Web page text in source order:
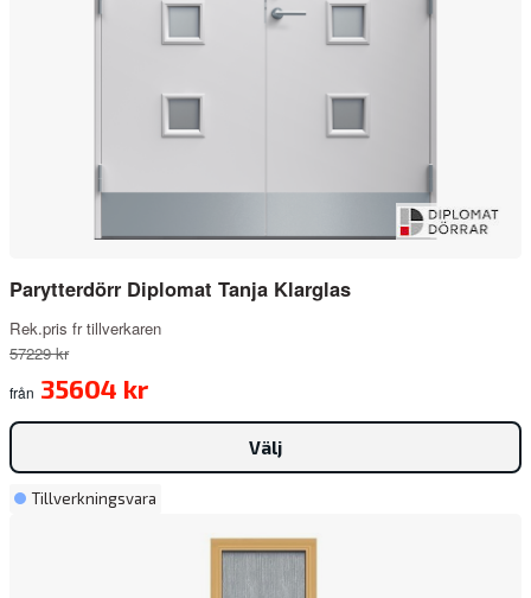
Parytterdörr Diplomat Tanja Klarglas
Rek.pris fr tillverkaren
57229 kr
från 35604 kr
Välj
Tillverkningsvara